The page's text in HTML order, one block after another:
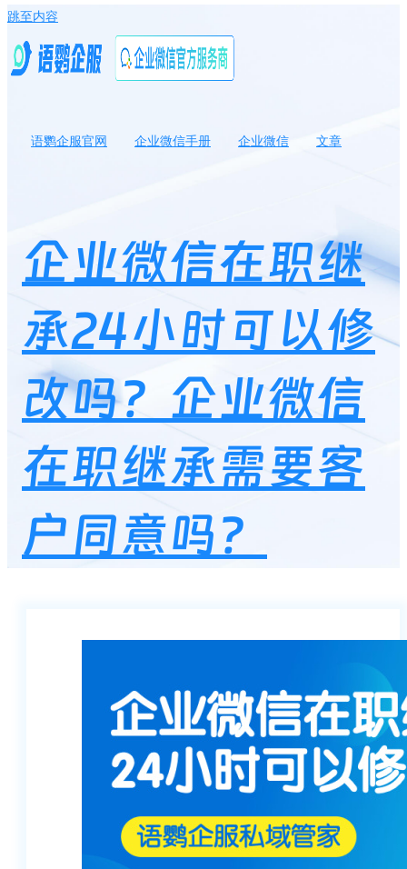
跳至内容
语鹦企服官网 企业微信手册 企业微信
文章
企业微信在职继
承24小时可以修
改吗？企业微信
在职继承需要客
户同意吗？